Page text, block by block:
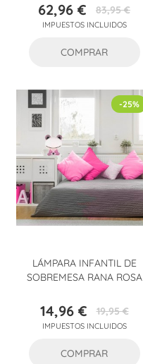
Precio
62,96 €Precio
base
83,95 €
IMPUESTOS INCLUIDOS
COMPRAR
LÁMPARA INFANTIL DE
SOBREMESA RANA ROSA
Precio
14,96 €Precio
base
19,95 €
IMPUESTOS INCLUIDOS
-25%
COMPRAR